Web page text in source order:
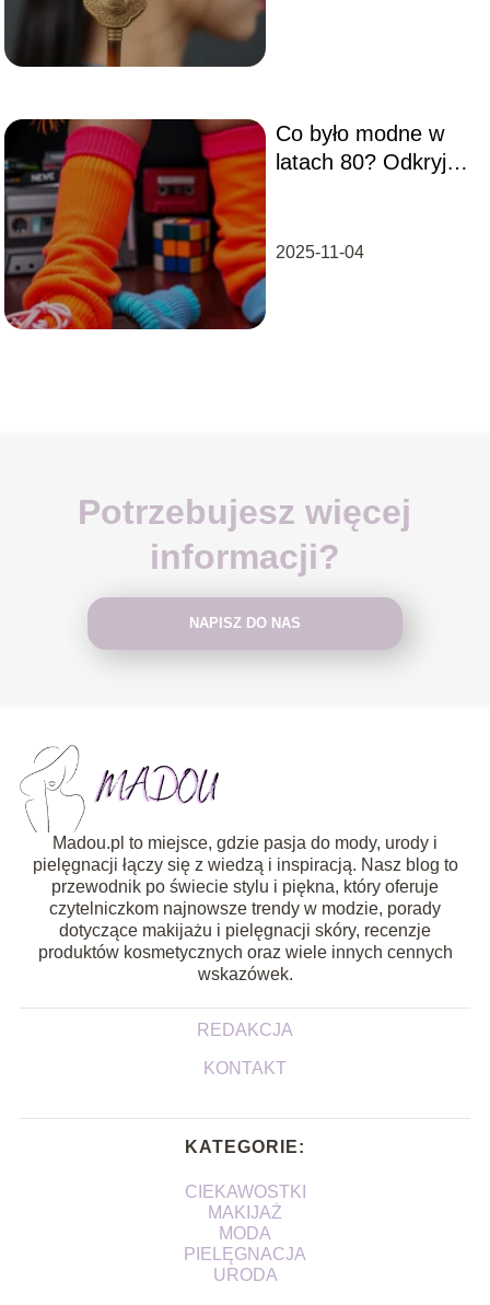
Co było modne w
latach 80? Odkryj
2025-11-04
Potrzebujesz więcej
informacji?
NAPISZ DO NAS
Madou.pl to miejsce, gdzie pasja do mody, urody i
pielęgnacji łączy się z wiedzą i inspiracją. Nasz blog to
przewodnik po świecie stylu i piękna, który oferuje
czytelniczkom najnowsze trendy w modzie, porady
dotyczące makijażu i pielęgnacji skóry, recenzje
produktów kosmetycznych oraz wiele innych cennych
wskazówek.
REDAKCJA
KONTAKT
KATEGORIE:
CIEKAWOSTKI
MAKIJAŻ
MODA
PIELĘGNACJA
URODA